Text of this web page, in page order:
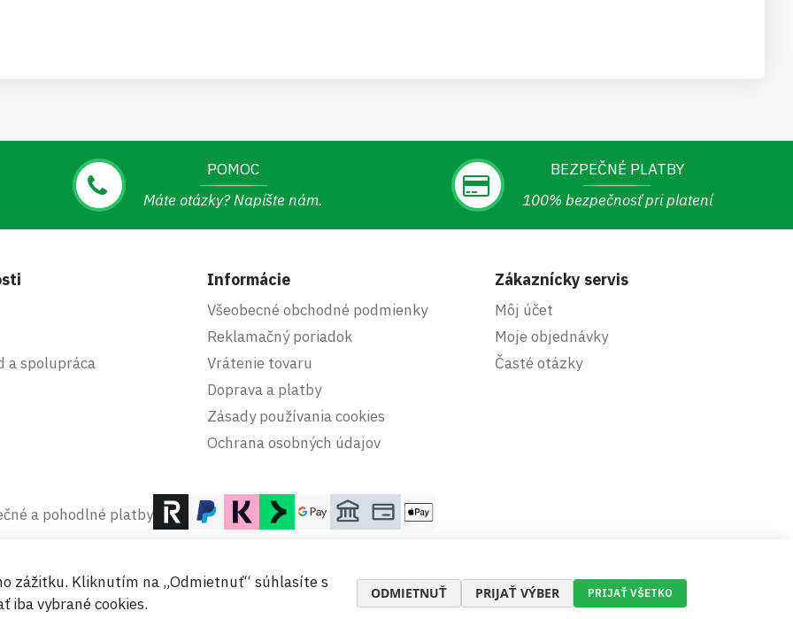
POMOC
Máte otázky? Napíšte nám.
BEZPEČNÉ PLATBY
100% bezpečnosť pri platení
a spolupráca
Informácie
Všeobecné obchodné podmienky
Reklamačný poriadok
Vrátenie tovaru
Doprava a platby
Zásady používania cookies
Ochrana osobných údajov
Zákaznícky servis
Môj účet
Moje objednávky
Časté otázky
a pohodlné platby
zážitku. Kliknutím na „Odmietnuť“ súhlasíte s
iba vybrané cookies.
ODMIETNUŤ PRIJAŤ VÝBER PRIJAŤ VŠETKO